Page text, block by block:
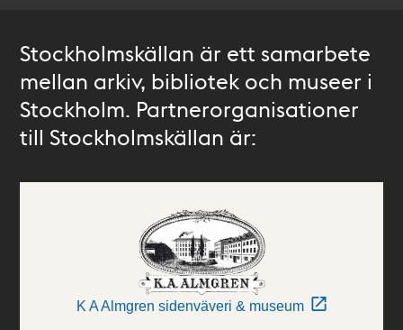
Stockholmskällan är ett samarbete
mellan arkiv, bibliotek och museer i
Stockholm. Partnerorganisationer
till Stockholmskällan är:
K A Almgren sidenväveri & museum